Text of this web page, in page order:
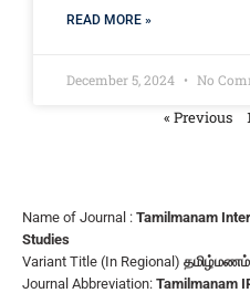
READ MORE »
December 5, 2024 No
« Previous
Name of Journal : Tamilmanam
Studies
Variant Title (In Regional) தமிழ்மணம்
Journal Abbreviation: Tamilmanam